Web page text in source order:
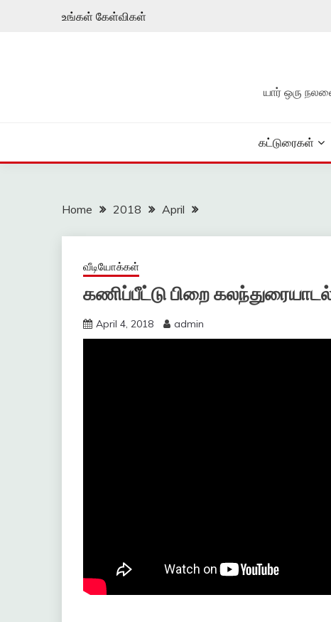
உங்கள் கேள்விகள்
யார் ஒரு
கட்டுரைகள்
Home 2018 April
வீடியோக்கள்
கணிப்பீட்டு பிறை
April 4, 2018 admin